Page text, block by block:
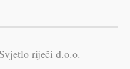
riječi d.o.o.